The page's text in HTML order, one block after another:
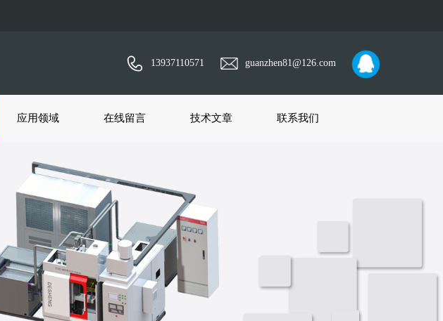
13937110571 guanzhen81@126.com
应用领域 在线留言 技术文章 联系我们